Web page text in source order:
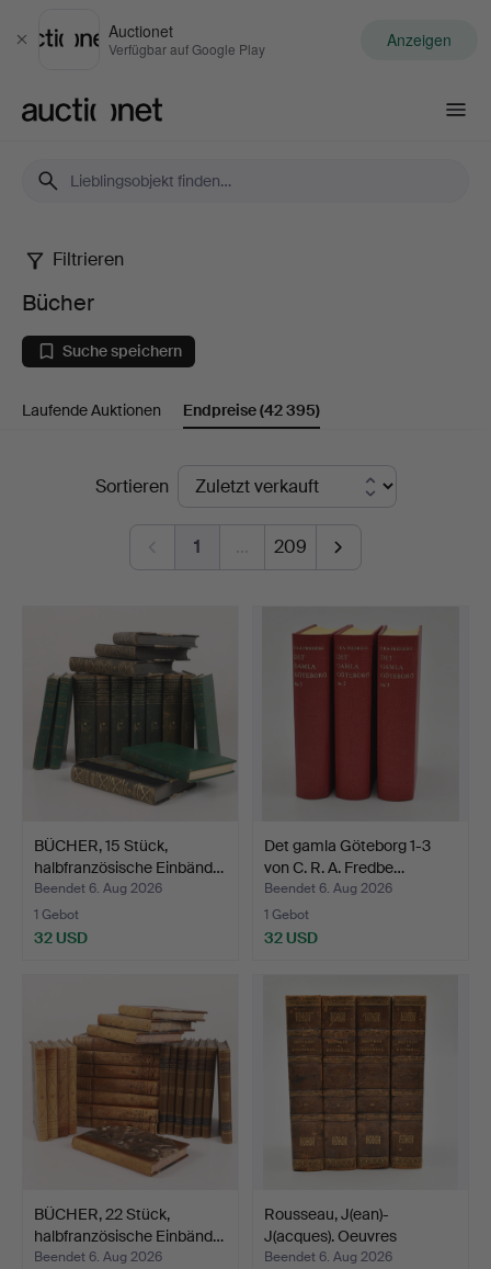
Schließen
Auctionet
Verfügbar auf Google Play Anzeigen
Bücher
Filtrieren
Bücher
Suche speichern
Laufende Auktionen Endpreise(42 395)
EndpreiseSortieren
1 … 209
BÜCHER, 15 Stück,
halbfranzösische Einbänd…
Beendet 6. Aug 2026
1 Gebot
32 USD
Det gamla Göteborg 1-3
von C. R. A. Fredbe…
Beendet 6. Aug 2026
1 Gebot
32 USD
BÜCHER, 22 Stück,
halbfranzösische Einbänd…
Beendet 6. Aug 2026
Rousseau, J(ean)-
J(acques). Oeuvres
complè…
Beendet 6. Aug 2026